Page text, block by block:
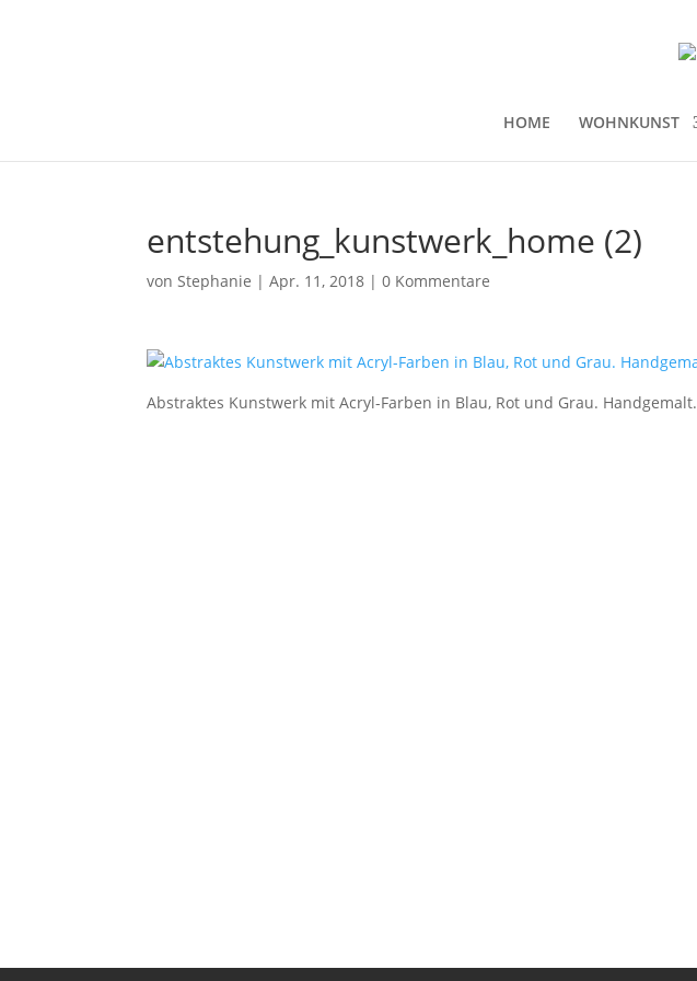
HOME WOHNKUNST
entstehung_kunstwerk_home (2)
vonStephanie |Apr. 11, 2018 |0 Kommentare
Abstraktes Kunstwerk mit Acryl-Farben in Blau, Rot und Grau. Handgemalt.